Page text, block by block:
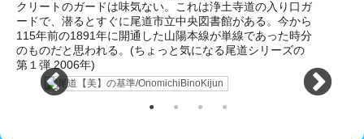
クリートのガードは味気ない。これは浄土寺道の入り口ガ
ードで、潜るとすぐに尾道市立中央図書館がある。今から
115年前の1891年に開通した山陽本線が単線であった時分
のものだと思われる。(ちょっと気になる尾道シリーズの
第１弾 2006年)